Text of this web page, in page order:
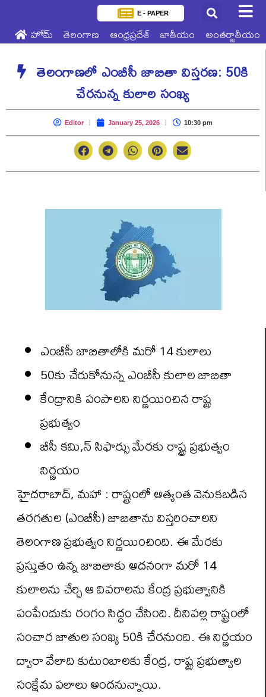
E - PAPER
హోమ్ తెలంగాణ ఆంధ్రప్రదేశ్ జాతీయం అంతర్జాతీయం
తెలంగాణలో ఎంబీసీ జాబితా విస్తరణ: 50కి
చేరనున్న కులాల సంఖ్య
Editor January 25, 2026 10:30 pm
ఎంబీసీ జాబితాలోకి మరో 14 కులాలు
50కు చేరుకోనున్న ఎంబీసీ కులాల జాబితా
కేంద్రానికి పంపాలని నిర్ణయించిన రాష్ట్ర
ప్రభుత్వం
బీసీ కమి,న్ సిఫార్సు మేరకు రాష్ట్ర ప్రభుత్వం
నిర్ణయం
హైదరాబాద్, మహా : రాష్ట్రంలో అత్యంత వెనుకబడిన
తరగతుల (ఎంబీసీ) జాబితాను విస్తరించాలని
తెలంగాణ ప్రభుత్వం నిర్ణయించింది. ఈ మేరకు
ప్రస్తుతం ఉన్న జాబితాకు అదనంగా మరో 14
కులాలను చేర్చి ఆ వివరాలను కేంద్ర ప్రభుత్వానికి
పంపేందుకు రంగం సిద్ధం చేసింది. దీనివల్ల రాష్ట్రంలో
సంచార జాతుల సంఖ్య 50కి చేరనుంది. ఈ నిర్ణయం
ద్వారా వేలాది కుటుంబాలకు కేంద్ర, రాష్ట్ర ప్రభుత్వాల
సంక్షేమ ఫలాలు అందనున్నాయి.